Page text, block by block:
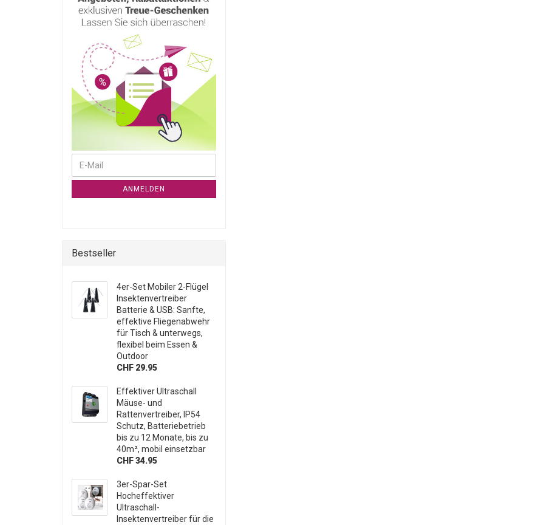
ANMELDEN
Bestseller
4er-Set Mobiler 2-Flügel
Insektenvertreiber
Batterie & USB: Sanfte,
effektive Fliegenabwehr
für Tisch & unterwegs,
flexibel beim Essen &
Outdoor
CHF 29.95
Effektiver Ultraschall
Mäuse- und
Rattenvertreiber, IP54
Schutz, Batteriebetrieb
bis zu 12 Monate, bis zu
40m², mobil einsetzbar
CHF 34.95
3er-Spar-Set
Hocheffektiver
Ultraschall-
Insektenvertreiber für die